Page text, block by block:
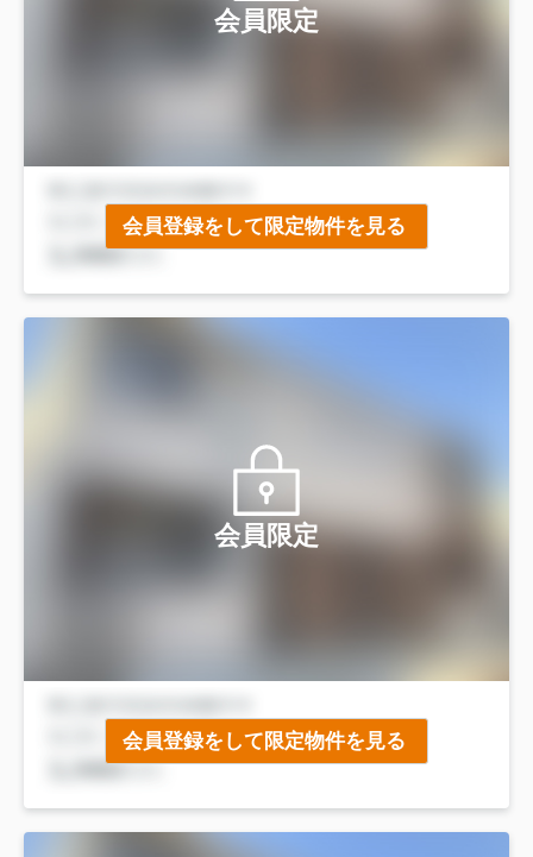
会員限定
会員登録をして限定物件を見る
会員限定
会員登録をして限定物件を見る